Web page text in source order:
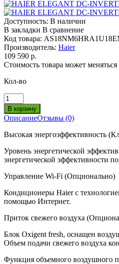
Доступность: В наличии
В закладки В сравнение
Код товара:
Производитель: Haier
109 590 р.
Стоимость товара может
Кол-во
ОписаниеОтзывы (0)
Высокая энергоэффективность
Уровень энергетической
энергетической эффективности
Управление Wi-Fi (Опционально)
Кондиционеры Haier с
помощью Интернет.
Приток свежего воздуха
Блок Oxigent fresh, оснащен
Объем подачи свежего воздуха
Функция объемного воздушного